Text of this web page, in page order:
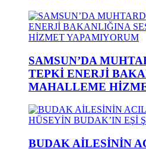
SAMSUN’DA
TEPKİ ENERJİ
MAHALLEME
BUDAK AİLESİNİN